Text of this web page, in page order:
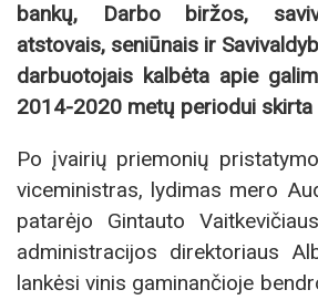
bankų, Darbo biržos,
atstovais, seniūnais ir
darbuotojais kalbėta apie
2014-2020 metų periodui skirta
Po įvairių priemonių
viceministras, lydimas mero
patarėjo Gintauto
administracijos direktoriaus
lankėsi vinis gaminančioje